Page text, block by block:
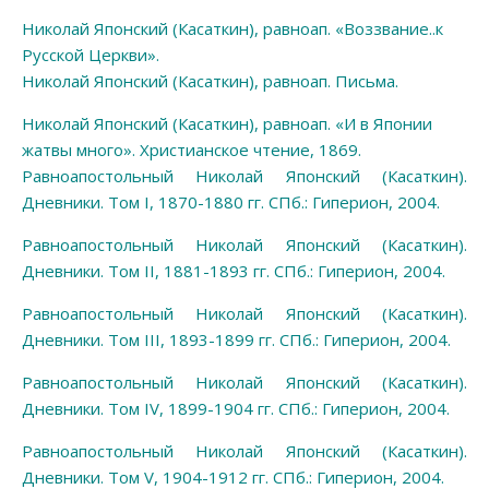
Николай Японский (Касаткин), равноап. «Воззвание..к
Русской Церкви».
Николай Японский (Касаткин), равноап. Письма.
Николай Японский (Касаткин), равноап. «И в Японии
жатвы много». Христианское чтение, 1869.
Равноапостольный Николай Японский (Касаткин).
Дневники. Том I, 1870-1880 гг. СПб.: Гиперион, 2004.
Равноапостольный Николай Японский (Касаткин).
Дневники. Том II, 1881-1893 гг. СПб.: Гиперион, 2004.
Равноапостольный Николай Японский (Касаткин).
Дневники. Том III, 1893-1899 гг. СПб.: Гиперион, 2004.
Равноапостольный Николай Японский (Касаткин).
Дневники. Том IV, 1899-1904 гг. СПб.: Гиперион, 2004.
Равноапостольный Николай Японский (Касаткин).
Дневники. Том V, 1904-1912 гг. СПб.: Гиперион, 2004.